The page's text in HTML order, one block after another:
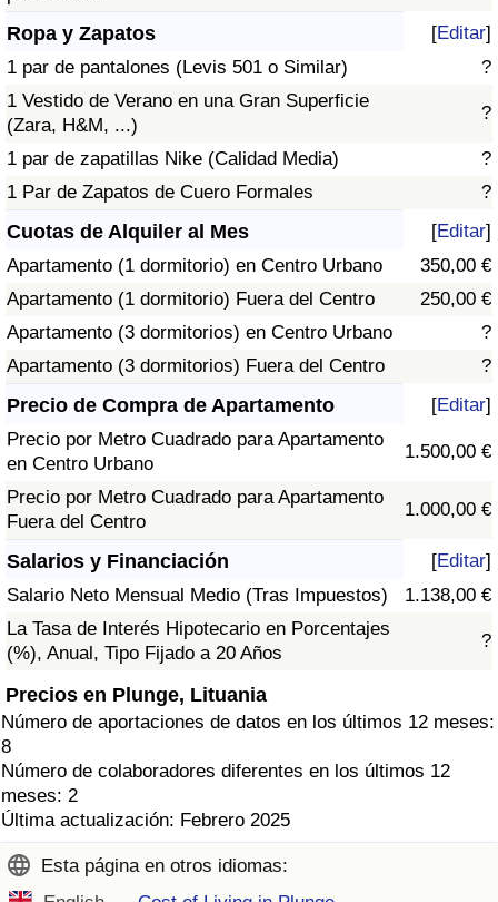
Ropa y Zapatos [Editar]
1 par de pantalones (Levis 501 o Similar)
?
1 Vestido de Verano en una Gran Superficie
(Zara, H&M, ...)
?
1 par de zapatillas Nike (Calidad Media)
?
1 Par de Zapatos de Cuero Formales
?
Cuotas de Alquiler al Mes [Editar]
Apartamento (1 dormitorio) en Centro Urbano
350,00 €
Apartamento (1 dormitorio) Fuera del Centro
250,00 €
Apartamento (3 dormitorios) en Centro Urbano
?
Apartamento (3 dormitorios) Fuera del Centro
?
Precio de Compra de Apartamento [Editar]
Precio por Metro Cuadrado para Apartamento
en Centro Urbano
1.500,00 €
Precio por Metro Cuadrado para Apartamento
Fuera del Centro
1.000,00 €
Salarios y Financiación [Editar]
Salario Neto Mensual Medio (Tras Impuestos)
1.138,00 €
La Tasa de Interés Hipotecario en Porcentajes
(%), Anual, Tipo Fijado a 20 Años
?
Precios en Plunge, Lituania
Número de aportaciones de datos en los últimos 12 meses:
8
Número de colaboradores diferentes en los últimos 12
meses: 2
Última actualización: Febrero 2025
Esta página en otros idiomas: